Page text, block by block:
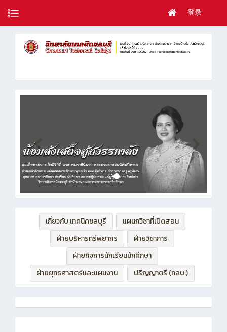
登录
เกี่ยวกับ เทคนิคชลบุรี
แผนกวิชาที่เปิดสอน
ฝ่ายบริหารทรัพยากร
ฝ่ายวิชาการ
ฝ่ายกิจการนักเรียนนักศึกษา
ฝ่ายยุทธศาสตร์และแผนงาน
ปริญญาตรี (ทลบ.)